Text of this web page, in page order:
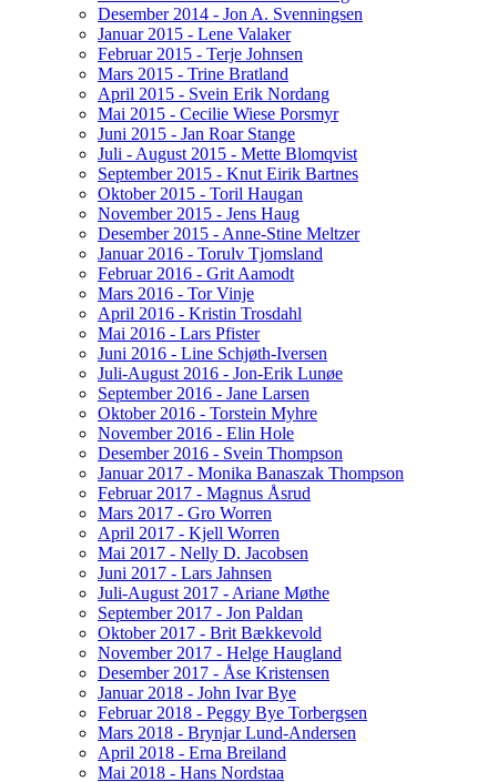
Desember 2014 - Jon A. Svenningsen
Januar 2015 - Lene Valaker
Februar 2015 - Terje Johnsen
Mars 2015 - Trine Bratland
April 2015 - Svein Erik Nordang
Mai 2015 - Cecilie Wiese Porsmyr
Juni 2015 - Jan Roar Stange
Juli - August 2015 - Mette Blomqvist
September 2015 - Knut Eirik Bartnes
Oktober 2015 - Toril Haugan
November 2015 - Jens Haug
Desember 2015 - Anne-Stine Meltzer
Januar 2016 - Torulv Tjomsland
Februar 2016 - Grit Aamodt
Mars 2016 - Tor Vinje
April 2016 - Kristin Trosdahl
Mai 2016 - Lars Pfister
Juni 2016 - Line Schjøth-Iversen
Juli-August 2016 - Jon-Erik Lunøe
September 2016 - Jane Larsen
Oktober 2016 - Torstein Myhre
November 2016 - Elin Hole
Desember 2016 - Svein Thompson
Januar 2017 - Monika Banaszak Thompson
Februar 2017 - Magnus Åsrud
Mars 2017 - Gro Worren
April 2017 - Kjell Worren
Mai 2017 - Nelly D. Jacobsen
Juni 2017 - Lars Jahnsen
Juli-August 2017 - Ariane Møthe
September 2017 - Jon Paldan
Oktober 2017 - Brit Bækkevold
November 2017 - Helge Haugland
Desember 2017 - Åse Kristensen
Januar 2018 - John Ivar Bye
Februar 2018 - Peggy Bye Torbergsen
Mars 2018 - Brynjar Lund-Andersen
April 2018 - Erna Breiland
Mai 2018 - Hans Nordstaa